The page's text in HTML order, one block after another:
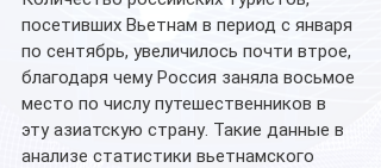
посетивших Вьетнам в период с января
по сентябрь, увеличилось почти втрое,
благодаря чему Россия заняла восьмое
место по числу путешественников в
эту азиатскую страну. Такие данные в
анализе статистики вьетнамского